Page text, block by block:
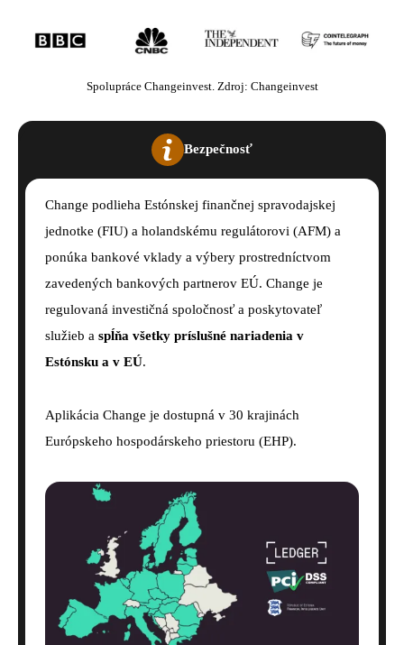
Spolupráce Changeinvest. Zdroj: Changeinvest
Bezpečnosť
Change podlieha Estónskej finančnej spravodajskej
jednotke (FIU) a holandskému regulátorovi (AFM) a
ponúka bankové vklady a výbery prostredníctvom
zavedených bankových partnerov EÚ. Change je
regulovaná investičná spoločnosť a poskytovateľ
služieb a spĺňa všetky príslušné nariadenia v
Estónsku a v EÚ.
Aplikácia Change je dostupná v 30 krajinách
Európskeho hospodárskeho priestoru (EHP).